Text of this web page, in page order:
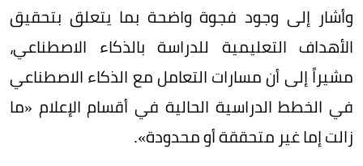
وأشار إلى وجود فجوة واضحة بما يتعلق بتحقيق
الأهداف التعليمية للدراسة بالذكاء الاصطناعي،
مشيراً إلى أن مسارات التعامل مع الذكاء الاصطناعي
في الخطط الدراسية الحالية في أقسام الإعلام «ما
زالت إما غير متحققة أو محدودة».